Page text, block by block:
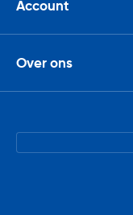
Account
Over ons